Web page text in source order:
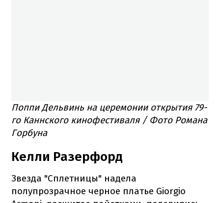
Поппи Дельвинь на церемонии открытия 79-
го Каннского кинофестиваля / Фото Романа
Горбуна
Келли Разерфорд
Звезда "Сплетницы" надела
полупрозрачное черное платье Giorgio